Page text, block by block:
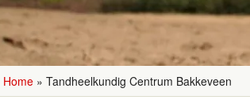
Home » Tandheelkundig Centrum Bakkeveen